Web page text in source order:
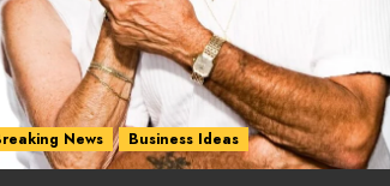
News Business Ideas